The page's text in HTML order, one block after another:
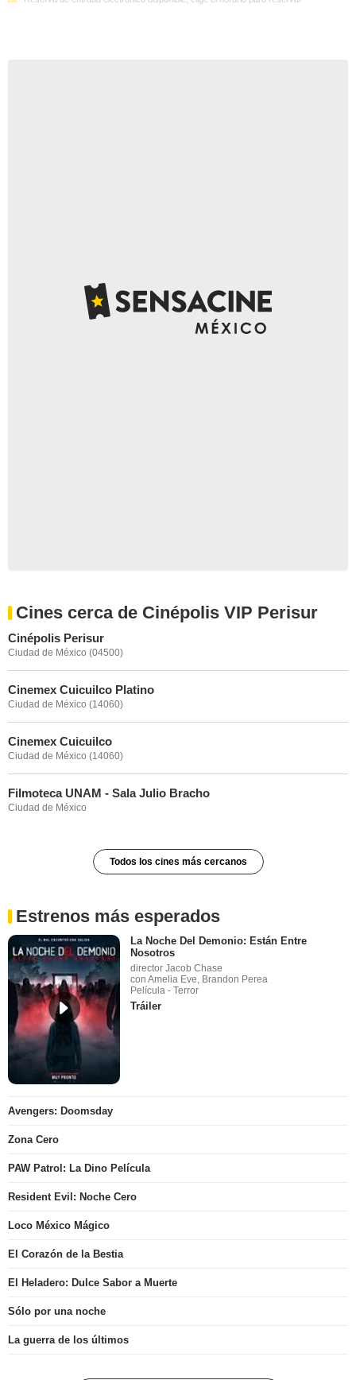
Cines cerca de Cinépolis VIP Perisur
Cinépolis Perisur
Ciudad de México (04500)
Cinemex Cuicuilco Platino
Ciudad de México (14060)
Cinemex Cuicuilco
Ciudad de México (14060)
Filmoteca UNAM - Sala Julio Bracho
Ciudad de México
Todos los cines más cercanos
Estrenos más esperados
La Noche Del Demonio: Están Entre
Nosotros
director Jacob Chase
con Amelia Eve, Brandon Perea
Película - Terror
Tráiler
Avengers: Doomsday
Zona Cero
PAW Patrol: La Dino Película
Resident Evil: Noche Cero
Loco México Mágico
El Corazón de la Bestia
El Heladero: Dulce Sabor a Muerte
Sólo por una noche
La guerra de los últimos